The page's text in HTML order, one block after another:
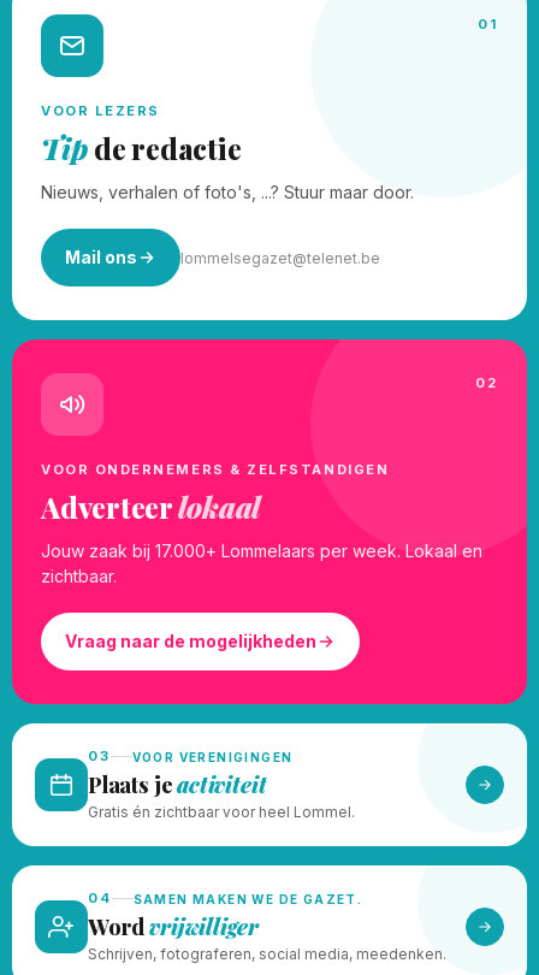
01
VOOR LEZERS
Tipde redactie
Nieuws, verhalen of foto's, ...? Stuur maar door.
Mail ons lommelsegazet@telenet.be
02
VOOR ONDERNEMERS & ZELFSTANDIGEN
Adverteerlokaal
Jouw zaak bij 17.000+ Lommelaars per week. Lokaal en
zichtbaar.
Vraag naar de mogelijkheden
03 VOOR VERENIGINGEN
Plaats jeactiviteit
Gratis én zichtbaar voor heel Lommel.
04 SAMEN MAKEN WE DE GAZET.
Wordvrijwilliger
Schrijven, fotograferen, social media, meedenken.